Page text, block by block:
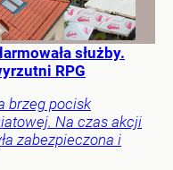
służby.
RPG
brzeg pocisk
Na czas akcji
zabezpieczona i